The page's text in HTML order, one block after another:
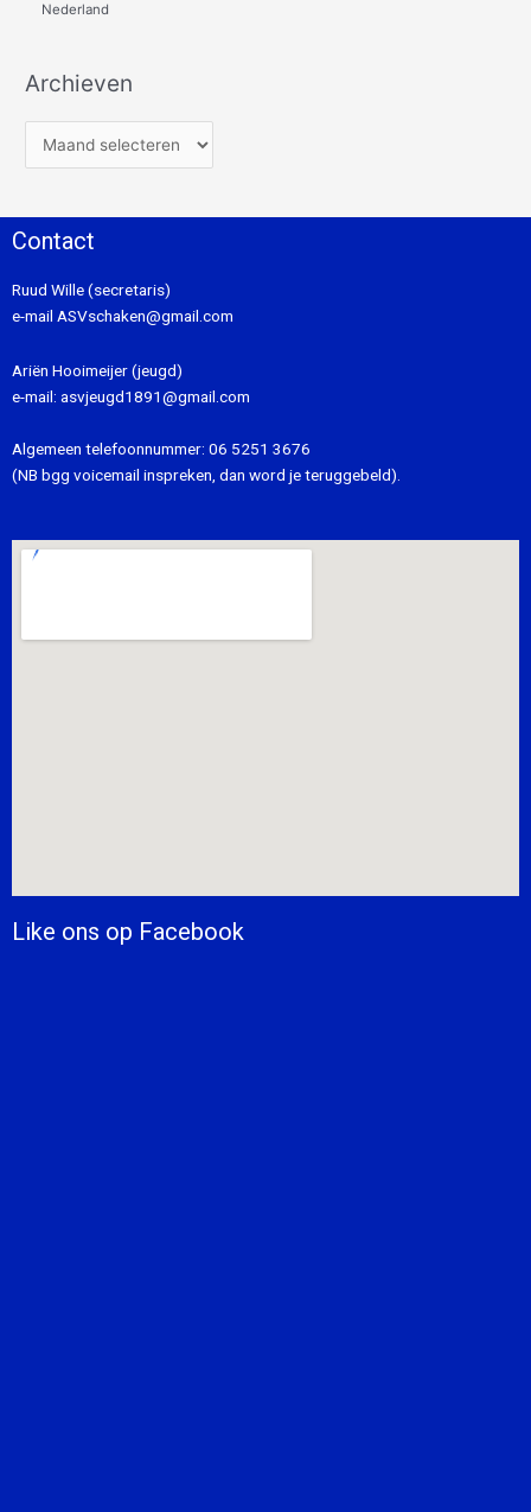
Nederland
Archieven
Contact
Ruud Wille (secretaris)
e-mail ASVschaken@gmail.com
Ariën Hooimeijer (jeugd)
e-mail: asvjeugd1891@gmail.com
Algemeen telefoonnummer: 06 5251 3676
(NB bgg voicemail inspreken, dan word je teruggebeld).
Like ons op Facebook